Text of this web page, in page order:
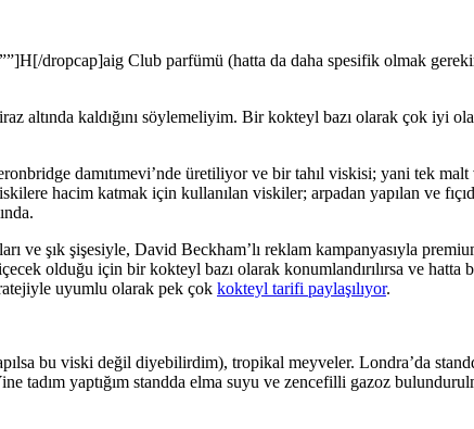
dropcap]aig Club parfümü (hatta da daha spesifik olmak
altında kaldığını söylemeliyim. Bir kokteyl bazı olarak çok iyi
damıtımevi’nde üretiliyor ve bir tahıl viskisi; yani tek
hacim katmak için kullanılan viskiler; arpadan yapılan ve
ve şık şişesiyle, David Beckham’lı reklam kampanyasıyla
olduğu için bir kokteyl bazı olarak konumlandırılırsa ve
uyumlu olarak pek çok kokteyl tarifi paylaşılıyor.
bu viski değil diyebilirdim), tropikal meyveler. Londra’da
tadım yaptığım standda elma suyu ve zencefilli gazoz